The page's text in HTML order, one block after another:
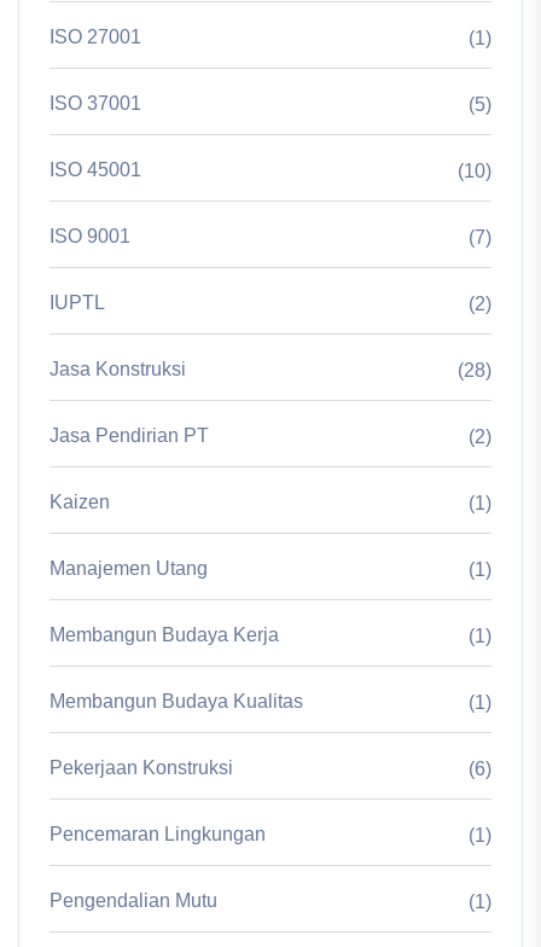
ISO 27001 (1)
ISO 37001 (5)
ISO 45001 (10)
ISO 9001 (7)
IUPTL (2)
Jasa Konstruksi (28)
Jasa Pendirian PT (2)
Kaizen (1)
Manajemen Utang (1)
Membangun Budaya Kerja (1)
Membangun Budaya Kualitas (1)
Pekerjaan Konstruksi (6)
Pencemaran Lingkungan (1)
Pengendalian Mutu (1)